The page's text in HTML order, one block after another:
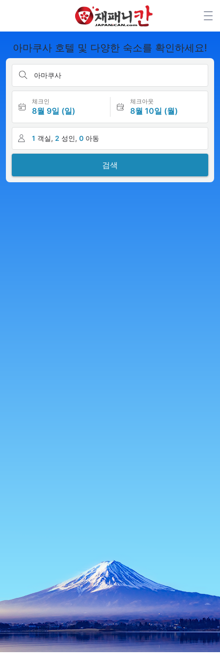
아마쿠사 호텔 및 다양한 숙소를 확인하세요!
아마쿠사
체크인
8월 9일 (일)
체크아웃
8월 10일 (월)
1 객실, 2 성인, 0 아동
검색